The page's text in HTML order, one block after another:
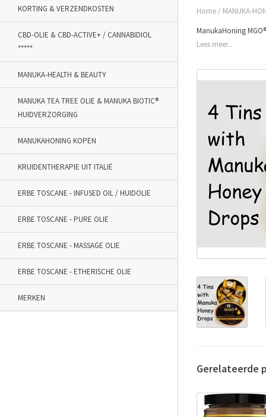
KORTING & VERZENDKOSTEN
CBD-OLIE & CBD-ACTIVE+ / CANNABIDIOL
*****
MANUKA-HEALTH & BEAUTY
MANUKA TEA TREE OLIE & MANUKA BIOTIC®
HUIDVERZORGING
MANUKAHONING KOPEN
KRUIDENTHERAPIE UIT ITALIË
ERBE TOSCANE - INFUSED OIL / HUIDOLIE
ERBE TOSCANE - PURE OLIE
ERBE TOSCANE - MASSAGE OLIE
ERBE TOSCANE - ETHERISCHE OLIE
MERKEN
Home / MANUKA-
ManukaHoning
Lees meer...
Gerelateerde